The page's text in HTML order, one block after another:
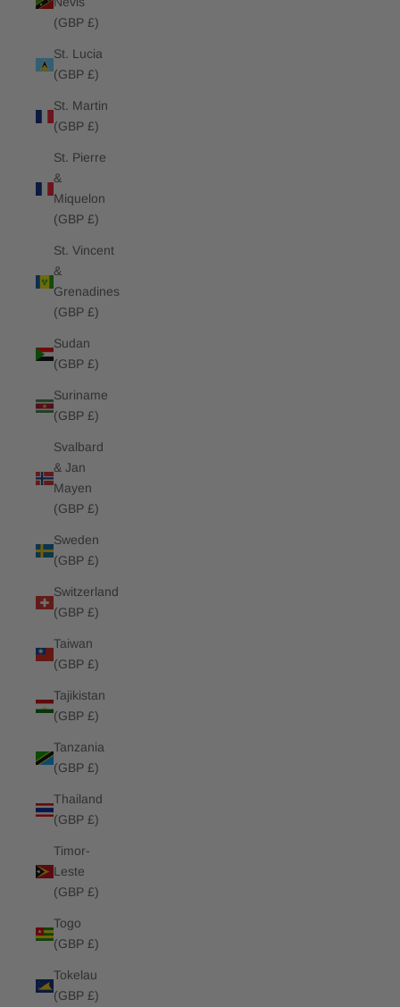
(GBP £)
St. Lucia
(GBP £)
St. Martin
(GBP £)
St. Pierre
&
Miquelon
(GBP £)
St. Vincent
&
Grenadines
(GBP £)
Sudan
(GBP £)
Suriname
(GBP £)
Svalbard
& Jan
Mayen
(GBP £)
Sweden
(GBP £)
Switzerland
(GBP £)
Taiwan
(GBP £)
Tajikistan
(GBP £)
Tanzania
(GBP £)
Thailand
(GBP £)
Timor-
Leste
(GBP £)
Togo
(GBP £)
Tokelau
(GBP £)